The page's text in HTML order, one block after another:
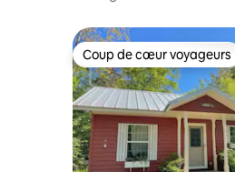
Coup de cœur voyageurs
Coup de cœur voyageurs